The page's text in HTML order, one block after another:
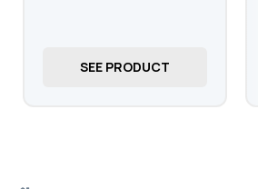
SEE PRODUCT